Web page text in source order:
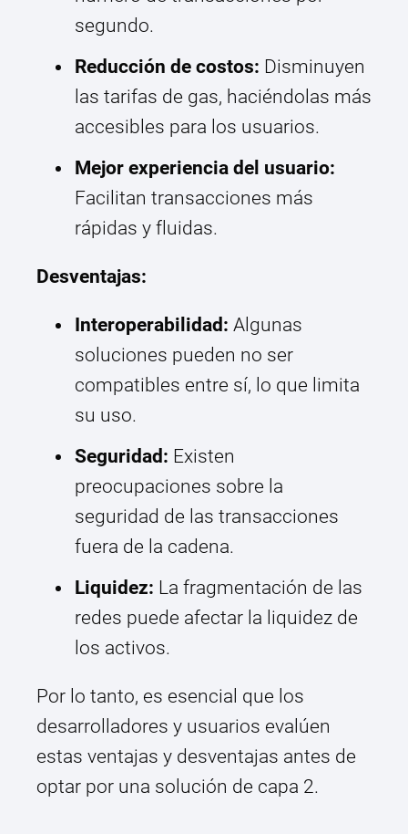
segundo.
Reducción de costos: Disminuyen
las tarifas de gas, haciéndolas más
accesibles para los usuarios.
Mejor experiencia del usuario:
Facilitan transacciones más
rápidas y fluidas.
Desventajas:
Interoperabilidad: Algunas
soluciones pueden no ser
compatibles entre sí, lo que limita
su uso.
Seguridad: Existen
preocupaciones sobre la
seguridad de las transacciones
fuera de la cadena.
Liquidez: La fragmentación de las
redes puede afectar la liquidez de
los activos.
Por lo tanto, es esencial que los
desarrolladores y usuarios evalúen
estas ventajas y desventajas antes de
optar por una solución de capa 2.